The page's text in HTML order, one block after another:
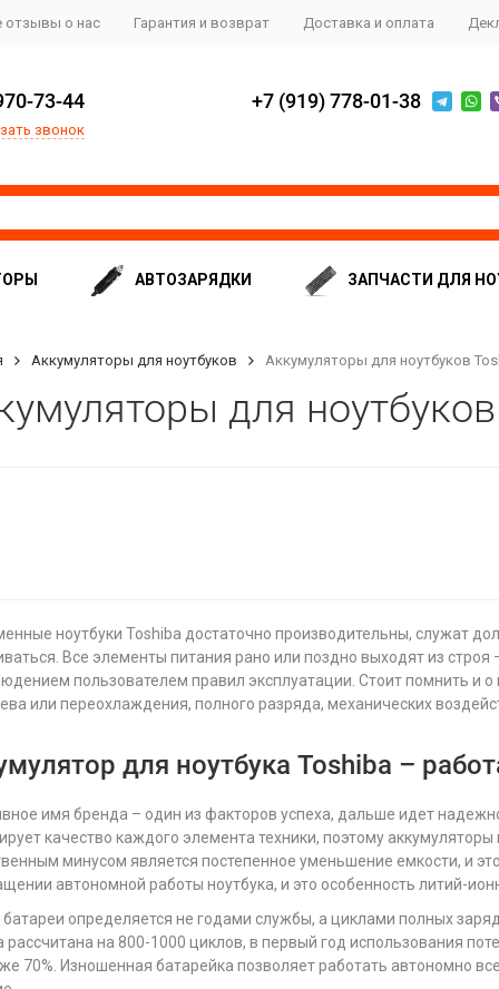
отзывы о нас Гарантия и возврат Доставка и оплата
73-44
звонок
+7 (919) 778-01-38
АВТОЗАРЯДКИ ЗАПЧАСТИ ДЛЯ
Аккумуляторы для ноутбуков Аккумуляторы для ноутбуков
для
ноутбуки Toshiba достаточно производительны, служат
Все элементы питания рано или поздно выходят из
пользователем правил эксплуатации. Стоит помнить и
или переохлаждения, полного разряда, механических
для ноутбука Toshiba –
имя бренда – один из факторов успеха, дальше идет
качество каждого элемента техники, поэтому
минусом является постепенное уменьшение емкости, и
автономной работы ноутбука, и это особенность литий-
батареи определяется не годами службы, а циклами полных
рассчитана на 800-1000 циклов, в первый год использования
70%. Изношенная батарейка позволяет работать автономно